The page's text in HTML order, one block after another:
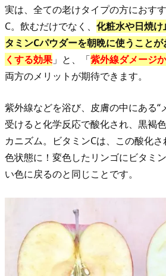
「ビ
タ
ミ
ン
C」
解
決！？
実は、全ての老けタイプの方におす
C。飲むだけでなく、 化粧水や日焼
タミンCパウダーを朝晩に使うこと
くする効果」と、「紫外線ダメージ
両方のメリットが期待できます。
紫外線などを浴び、皮膚の中にある“
受けると化学反応で酸化され、黒褐
カニズム。ビタミンCは、この酸化
色状態に！変色したリンゴにビタミ
い色に戻るのと同じことです。